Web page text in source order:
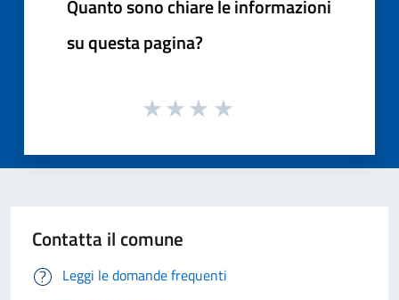
Quanto sono chiare le informazioni
su questa pagina?
Contatta il comune
Leggi le domande frequenti